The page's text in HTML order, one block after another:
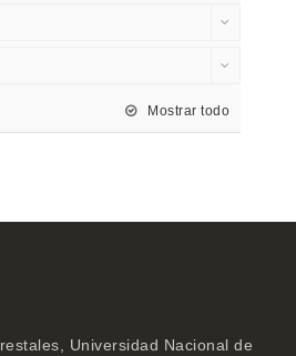
Mostrar todo
Universidad Nacional de